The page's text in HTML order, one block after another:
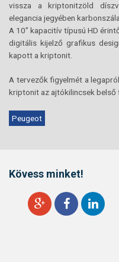
vissza a kriptonitzöld
elegancia jegyében
A 10” kapacitív típusú HD
digitális kijelző grafikus
kapott a kriptonit.
A tervezők figyelmét a
kriptonit az ajtókilincsek belső
Peugeot
Kövess minket!